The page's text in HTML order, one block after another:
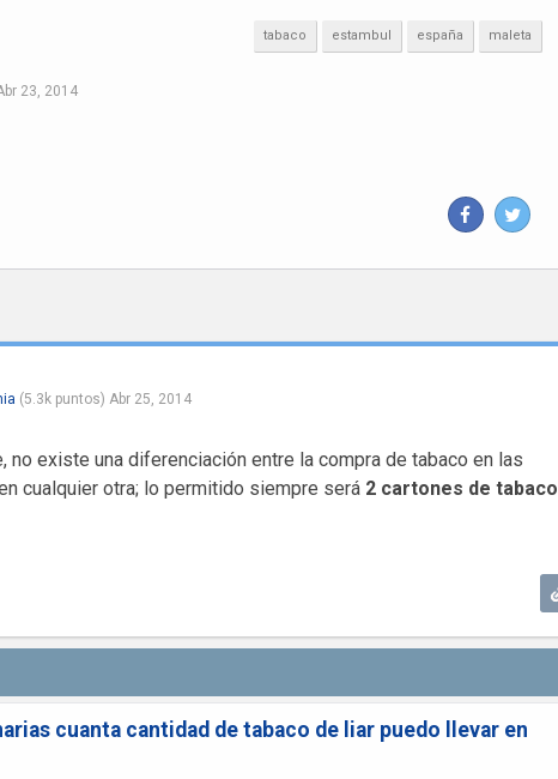
tabaco estambul españa maleta
23, 2014
(5.3kpuntos) Abr 25, 2014
no existe una diferenciación entre la compra de tabaco en las
cualquier otra; lo permitido siempre será 2 cartones de tabaco
cuanta cantidad de tabaco de liar puedo llevar en